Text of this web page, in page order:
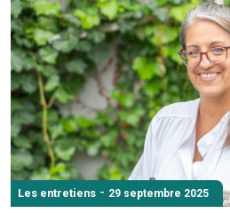
Les entretiens - 29 septembre 2025